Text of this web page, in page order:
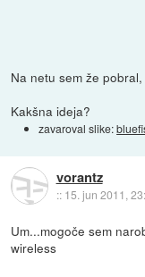
Na netu sem že
Kakšna ideja?
zavaroval slike:
vorantz
:: 15. jun 2011,
Um...mogoče sem
wireless